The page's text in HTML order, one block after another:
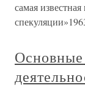
самая